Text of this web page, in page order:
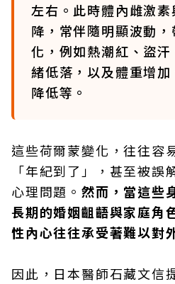
左右。此時體內雌激
降，常伴隨明顯波動
化，例如熱潮紅、盜
緒低落，以及體重增
降低等。
這些荷爾蒙變化，往往容
「年紀到了」，甚至被誤
心理問題。 然而，當這些
長期的婚姻齟齬與家庭角
性內心往往承受著難以對
因此，日本醫師石藏文信